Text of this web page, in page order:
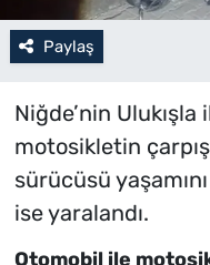
Paylaş
Niğde’nin
motosikletin
sürücüsü
ise yaralandı.
Otomobil ile